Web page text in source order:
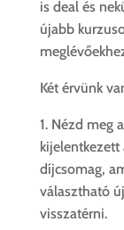
is deal és
újabb
Két érvünk
1. Nézd meg
kijelentkezett
díjcsomag,
választható
visszatérni.